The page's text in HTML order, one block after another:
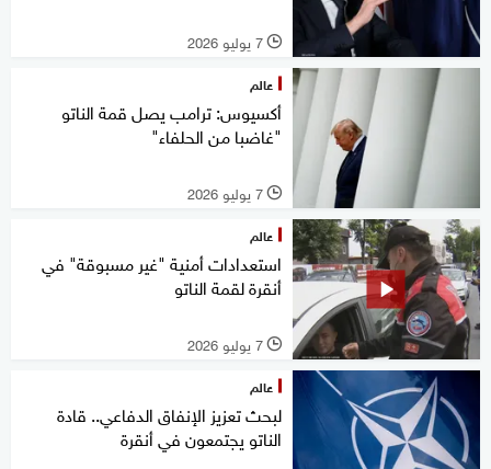
l 7 يوليو 2026
عالم
أكسيوس: ترامب يصل قمة الناتو
"غاضبا من الحلفاء"
l 7 يوليو 2026
عالم
استعدادات أمنية "غير مسبوقة" في
أنقرة لقمة الناتو
l 7 يوليو 2026
عالم
لبحث تعزيز الإنفاق الدفاعي.. قادة
الناتو يجتمعون في أنقرة